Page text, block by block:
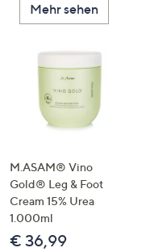
unten
oder
wischen
Touch-
Geräten
links
bzw.
rechts,
um
diese
Mehr sehen
M.ASAM® Vino
Gold® Leg & Foot
Cream 15% Urea
1.000ml
€ 36,99